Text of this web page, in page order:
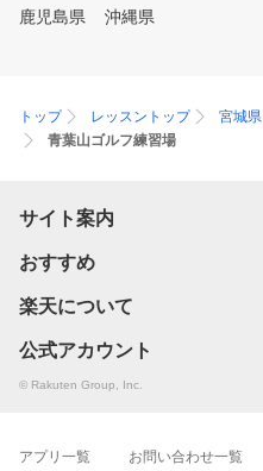
鹿児島県
沖縄県
トップ レッスントップ 宮城県
青葉山ゴルフ練習場
サイト案内
おすすめ
楽天について
公式アカウント
© Rakuten Group, Inc.
アプリ一覧 お問い合わせ一覧